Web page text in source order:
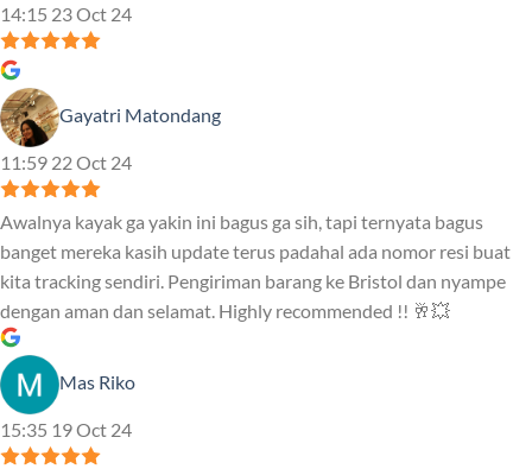
14:15 23 Oct 24
Gayatri Matondang
11:59 22 Oct 24
Awalnya kayak ga yakin ini bagus ga sih, tapi ternyata bagus
banget mereka kasih update terus padahal ada nomor resi buat
kita tracking sendiri. Pengiriman barang ke Bristol dan nyampe
dengan aman dan selamat. Highly recommended !! 🥂💥
Mas Riko
15:35 19 Oct 24